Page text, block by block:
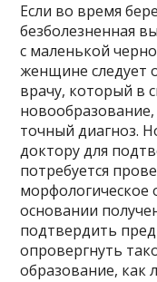
Если во время
безболезненная
с маленькой
женщине следует
врачу, который в
точный диагноз.
доктору для
потребуется
морфологическое
основании
подтвердить
опровергнуть
образование, как